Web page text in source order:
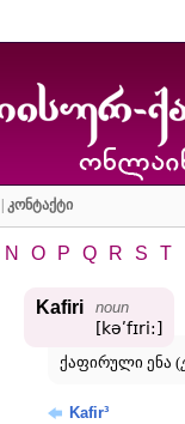
კონტაქტი
N O P Q R S T
Kafiri noun
[kəʹfɪri:]
ქაფირული ენა (
Kafir³